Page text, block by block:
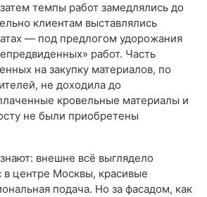
темпы работ замедлялись до
клиентам выставлялись
— под предлогом удорожания
работ. Часть
на закупку материалов, по
не доходила до
кровельные материалы и
не были приобретены
внешне всё выглядело
центре Москвы, красивые
подача. Но за фасадом, как